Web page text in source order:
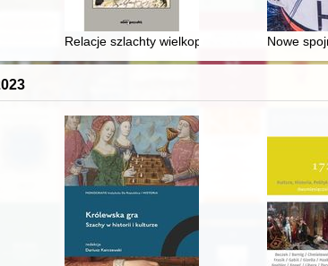
T. 1
: czasopismo historyczne = historický časopis. R.
Relacje szlachty wielkopolskiej z Żydami w
Nowe